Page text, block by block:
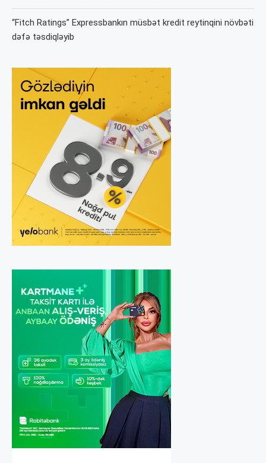
“Fitch Ratings” Expressbankın müsbət kredit reytinqini növbəti
dəfə təsdiqləyib